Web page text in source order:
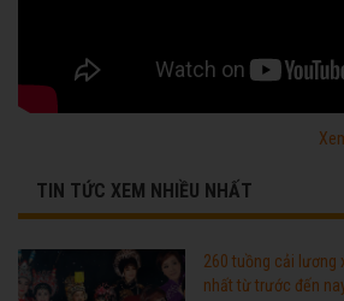
TIN TỨC XEM NHIỀU NHẤT
260 tuồng cải lương
nhất từ trước đến